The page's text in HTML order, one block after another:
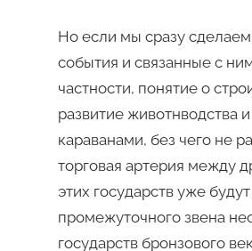
Но если мы сразу
события и связанные с
частности, понятие о
развитие животнводства
караванами, без чего не
торговая артерия между
этих государств уже
промежуточного звена
государств бронзового